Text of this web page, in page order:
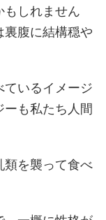
もしれません
裏腹に結構穏や
ているイメージ
ーも私たち人間
類を襲って食べ